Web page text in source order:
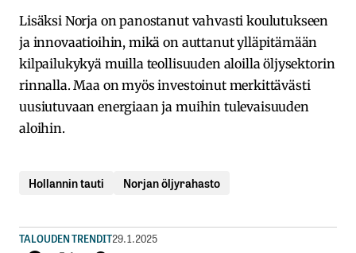
Lisäksi Norja on panostanut vahvasti koulutukseen
ja innovaatioihin, mikä on auttanut ylläpitämään
kilpailukykyä muilla teollisuuden aloilla öljysektorin
rinnalla. Maa on myös investoinut merkittävästi
uusiutuvaan energiaan ja muihin tulevaisuuden
aloihin.
Hollannin tauti Norjan öljyrahasto
TALOUDEN TRENDIT29.1.2025